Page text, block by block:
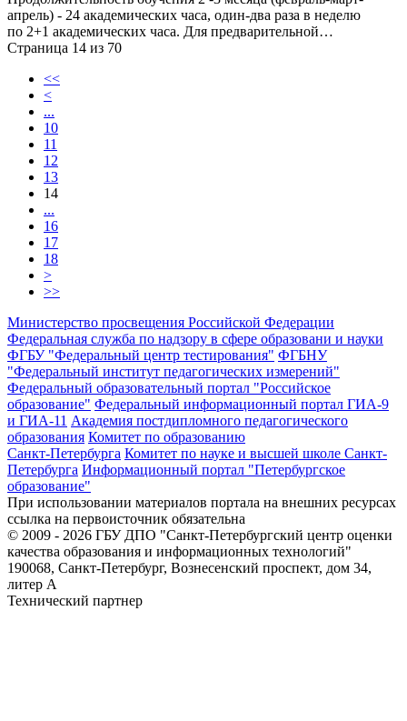
апрель) - 24 академических часа, один-два раза в неделю
по 2+1 академических часа. Для предварительной…
Страница 14 из 70
<<
<
...
10
11
12
13
14
...
16
17
18
>
>>
Министерство просвещения Российской Федерации
Федеральная служба по надзору в сфере образовани и науки
ФГБУ "Федеральный центр тестирования" ФГБНУ
"Федеральный институт педагогических измерений"
Федеральный образовательный портал "Российское
образование" Федеральный информационный портал ГИА-9
и ГИА-11 Академия постдипломного педагогического
образования Комитет по образованию
Санкт-Петербурга Комитет по науке и высшей школе Санкт-
Петербурга Информационный портал "Петербургское
образование"
При использовании материалов портала на внешних ресурсах
ссылка на первоисточник обязательна
© 2009 - 2026 ГБУ ДПО "Санкт-Петербургский центр оценки
качества образования и информационных технологий"
190068, Санкт-Петербург, Вознесенский проспект, дом 34,
литер А
Технический партнер